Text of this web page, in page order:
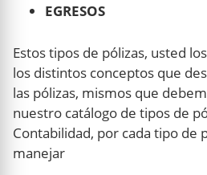
EGRESOS
Estos tipos de pólizas, usted
los distintos conceptos que
las pólizas, mismos que
nuestro catálogo de tipos de
Contabilidad, por cada tipo de
manejar